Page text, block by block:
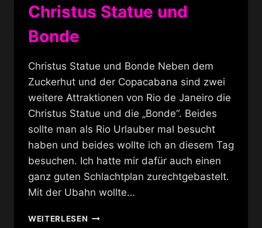
Christus Statue und
Bonde
Christus Statue und Bonde Neben dem
Zuckerhut und der Copacabana sind zwei
weitere Attraktionen von Rio de Janeiro die
Christus Statue und die „Bonde“. Beides
sollte man als Rio Urlauber mal besucht
haben und beides wollte ich an diesem Tag
besuchen. Ich hatte mir dafür auch einen
ganz guten Schlachtplan zurechtgebastelt.
Mit der Ubahn wollte…
WEITERLESENCHRISTUS